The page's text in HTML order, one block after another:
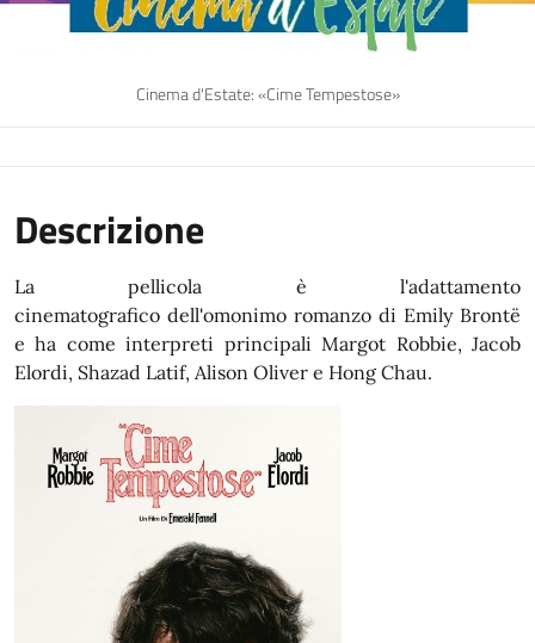
Cinema d'Estate: «Cime Tempestose»
Descrizione
La pellicola è l'adattamento
cinematografico dell'omonimo romanzo di Emily Brontë
e ha come interpreti principali Margot Robbie, Jacob
Elordi, Shazad Latif, Alison Oliver e Hong Chau.